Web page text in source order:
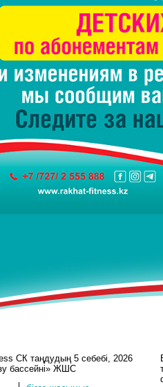
СК таңдудың 5 себебі, 2026
бассейні» ЖШС